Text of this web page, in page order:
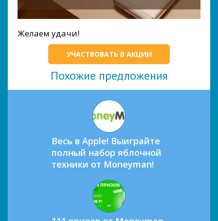
Желаем удачи!
УЧАСТВОВАТЬ В АКЦИИ
Похожие предложения
Весь в Apple! Выиграйте
полный набор яблочной
техники от Moneyman!